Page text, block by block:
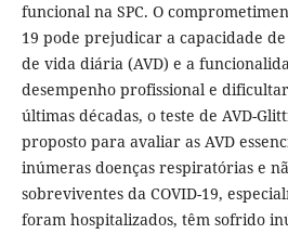
funcional na SPC. O
19 pode prejudicar a capacidade
de vida diária (AVD) e a
desempenho profissional e
últimas décadas, o teste de AVD-
proposto para avaliar as AVD
inúmeras doenças respiratórias e
sobreviventes da COVID-19,
foram hospitalizados, têm sofrido